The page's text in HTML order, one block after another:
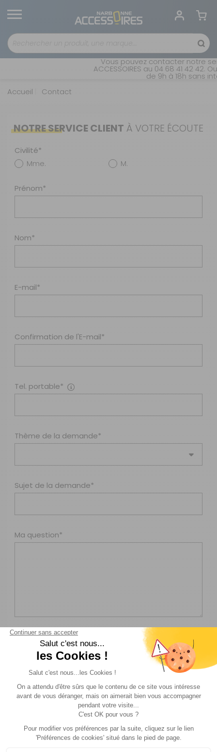
Vous pouvez contacter notre
ACCESSOIRES au 04 68 41 42 42.
de 9h à 18h sans
Accueil
Contact
NOTRE SERVICE CLIENT À VOTRE ÉCOUTE
Civilité*
Mme.
M.
Prénom*
Nom*
E-mail*
Confirmation de l'E-mail*
Tel. portable*
Thème de la demande*
Sujet de la demande*
Ma question*
Ajouter une pièce jointe (JPG, PNG, PDF, DOCX, 5MB
Choisir un fichier
Les données recueillies par Narbonne Accessoires
sont utilisées pour les finalités et la durée prévues
politique de confidentialité
destinées aux services de Narbonne Accessoires et
à ses prestataires pour l'exécution des contrats et